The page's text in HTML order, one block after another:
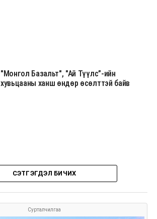
"Монгол Базальт", "Ай Түүлс”-ийн
хувьцааны ханш өндөр өсөлттэй байв
СЭТГЭГДЭЛ БИЧИХ
Сурталчилгаа